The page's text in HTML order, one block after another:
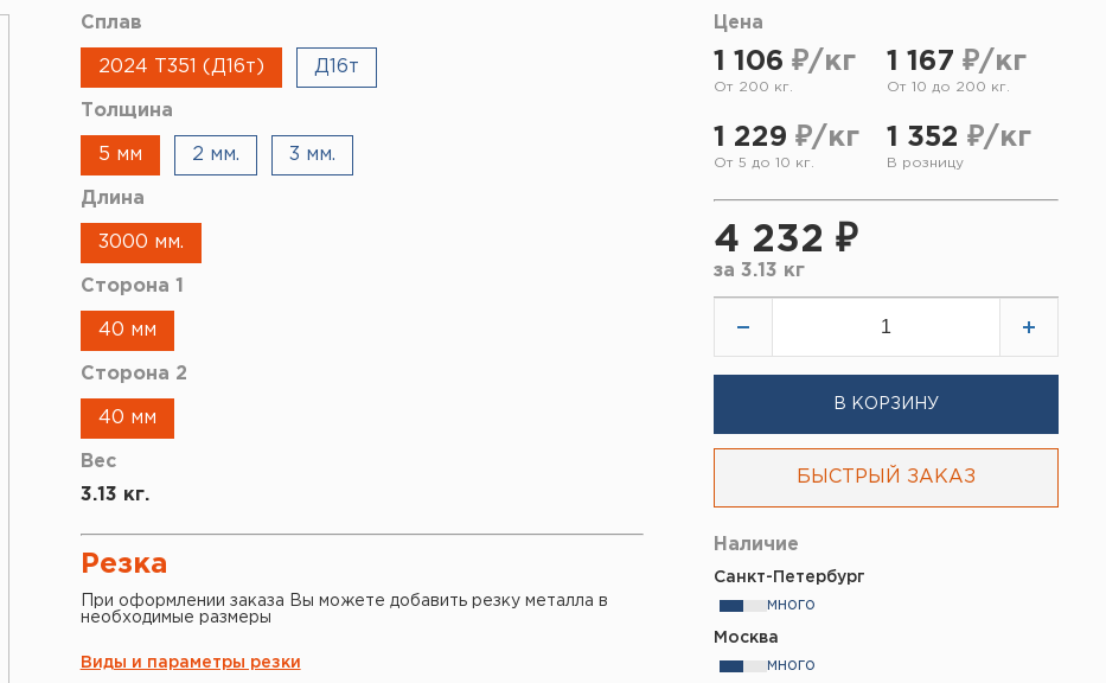
Сплав
2024 Т351 (Д16т) Д16т
Толщина
5 мм 2 мм. 3 мм.
Длина
3000 мм.
Сторона 1
40 мм
Сторона 2
40 мм
Вес
3.13 кг.
Резка
При оформлении заказа Вы можете добавить резку металла в
необходимые размеры
Виды и параметры резки
Цена
1 106 ₽/кг
От 200 кг.
1 167 ₽/кг
От 10 до 200 кг.
1 229 ₽/кг
От 5 до 10 кг.
1 352 ₽/кг
В розницу
4 232 ₽
за 3.13 кг
В КОРЗИНУ
БЫСТРЫЙ ЗАКАЗ
Наличие
Санкт-Петербург
много
Москва
много